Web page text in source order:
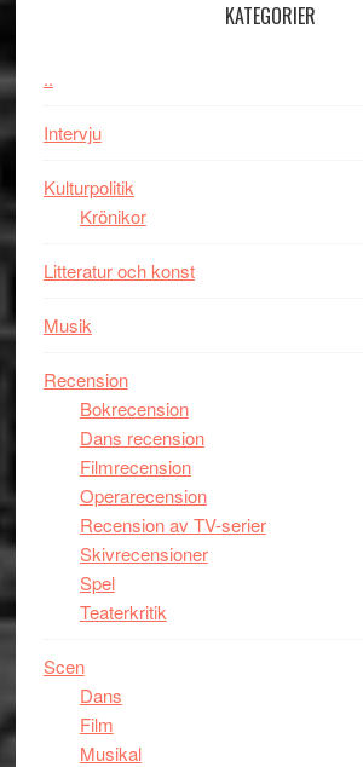
KATEGORIER
..
Intervju
Kulturpolitik
Krönikor
Litteratur och konst
Musik
Recension
Bokrecension
Dans recension
Filmrecension
Operarecension
Recension av TV-serier
Skivrecensioner
Spel
Teaterkritik
Scen
Dans
Film
Musikal